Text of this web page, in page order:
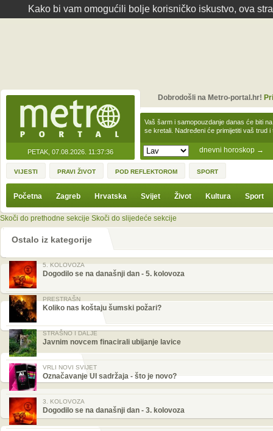
Kako bi vam omogućili bolje korisničko iskustvo, ova
PETAK, 07.08.2026. 11:37:36 dnevni horoskop →
Vaš šarm i samopouzdanje danas će biti
se kretali. Nadređeni će primijetiti vaš trud
Dobrodošli na Metro-portal.hr!
VIJESTI PRAVI ŽIVOT POD REFLEKTOROM SPORT
Početna Zagreb Hrvatska Svijet Život Kultura Sport
Skoči do prethodne sekcije Skoči do slijedeće sekcije
Ostalo iz kategorije
5. KOLOVOZA
Dogodilo se na današnji dan - 5. kolovoza
PRESTRAŠN
Koliko nas koštaju šumski požari?
STRAŠNO I DALJE
Javnim novcem finacirali ubijanje lavice
VRLI NOVI SVIJET
Označavanje UI sadržaja - što je novo?
3. KOLOVOZA
Dogodilo se na današnji dan - 3. kolovoza